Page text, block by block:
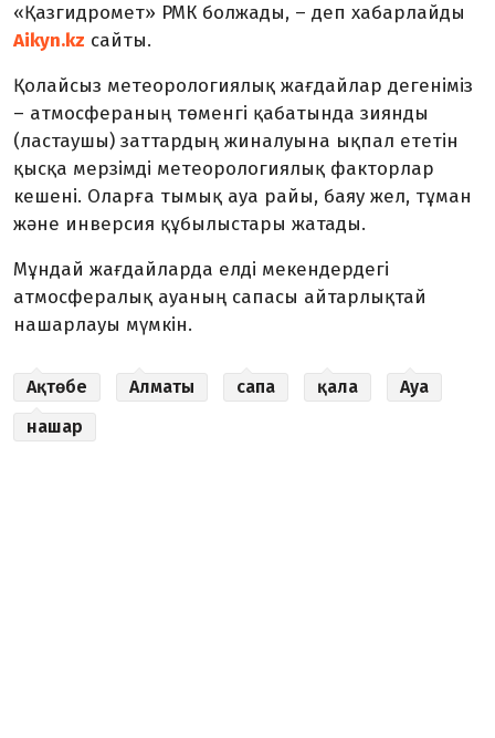
«Қазгидромет» РМК болжады, – деп хабарлайды
Aikyn.kz сайты.
Қолайсыз метеорологиялық жағдайлар дегеніміз
– атмосфераның төменгі қабатында зиянды
(ластаушы) заттардың жиналуына ықпал ететін
қысқа мерзімді метеорологиялық факторлар
кешені. Оларға тымық ауа райы, баяу жел, тұман
және инверсия құбылыстары жатады.
Мұндай жағдайларда елді мекендердегі
атмосфералық ауаның сапасы айтарлықтай
нашарлауы мүмкін.
Ақтөбе Алматы сапа қала
Ауа
нашар